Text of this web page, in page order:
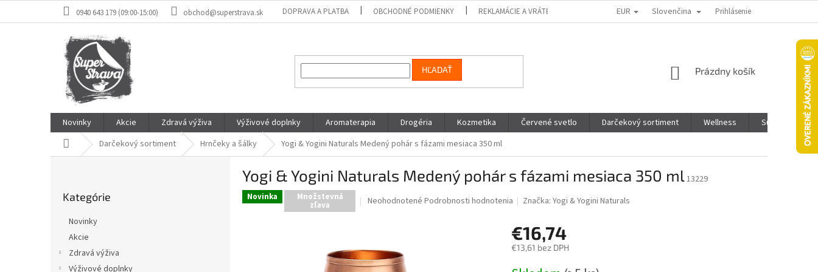
0940 643 179 (09:00-15:00) obchod@superstrava.sk DOPRAVA A PLATBA OBCHODNÉ PODMIENKY REKLAMÁCIE A VRÁTENIE TOVARU KTO SME PONUKA PRE INFLUENCEROV
EUR Slovenčina Prihlásenie
HĽADAŤ
NÁKUPNÝ
Prázdny košík
Novinky Akcie Zdravá výživa Výživové doplnky Aromaterapia Drogéria Kozmetika Červené svetlo Darčekový sortiment Wellness
Super Pet -
DomovDarčekový sortiment Hrnčeky a šálky Yogi & Yogini Naturals Medený pohár s fázami mesiaca 350 ml
kategórie
Kategórie
Novinky
Akcie
Zdravá výživa
Výživové doplnky
Yogi & Yogini Naturals Medený pohár s fázami mesiaca 350 ml13229
Novinka Množstevná
zľava
Priemerné
z
5
Neohodnotené Podrobnosti hodnotenia Značka:Yogi & Yogini Naturals
€16,74
€13,61 bez DPH